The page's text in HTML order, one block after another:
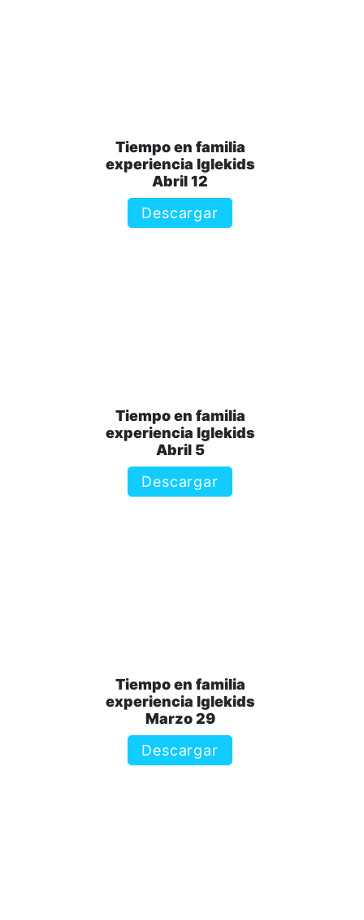
Tiempo en familia
experiencia Iglekids
Abril 12
Descargar
Tiempo en familia
experiencia Iglekids
Abril 5
Descargar
Tiempo en familia
experiencia Iglekids
Marzo 29
Descargar